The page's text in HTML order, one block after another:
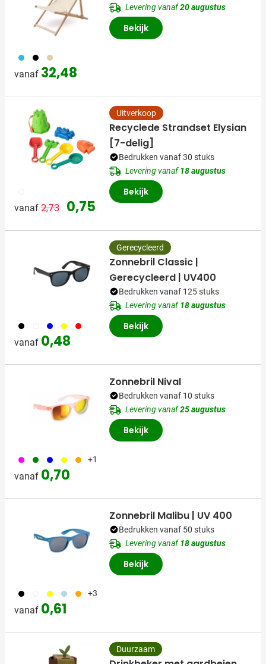
033 001 357
vanaf 32,48
Levering vanaf20 augustus
Bekijk
009
vanaf Normale prijs
2,73 Speciale prijs
0,75
Uitverkoop
Recyclede Strandset Elysian
[7-delig]
Bedrukken vanaf 30 stuks
Levering vanaf18 augustus
Bekijk
001 002 005 006 008
vanaf 0,48
Gerecycleerd
Zonnebril Classic |
Gerecycleerd | UV400
Bedrukken vanaf 125 stuks
Levering vanaf18 augustus
Bekijk
046 004 005 006 007 +1
vanaf 0,70
Zonnebril Nival
Bedrukken vanaf 10 stuks
Levering vanaf25 augustus
Bekijk
001 002 006 018 007 +3
vanaf 0,61
Zonnebril Malibu | UV 400
Bedrukken vanaf 50 stuks
Levering vanaf18 augustus
Bekijk
Duurzaam